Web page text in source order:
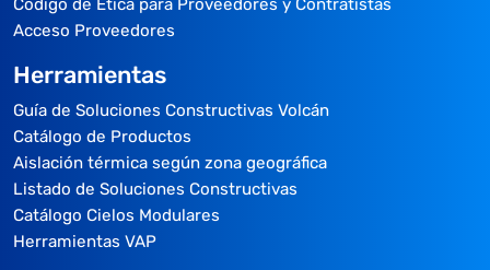
Acceso Proveedores
Herramientas
Guía de Soluciones Constructivas Volcán
Catálogo de Productos
Aislación térmica según zona geográfica
Listado de Soluciones Constructivas
Catálogo Cielos Modulares
Herramientas VAP